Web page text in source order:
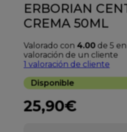
ERBORIAN
CREMA 50ML
Valorado con 4.00de 5 en
valoración de un cliente
1 valoración de cliente
Disponible
25,90€